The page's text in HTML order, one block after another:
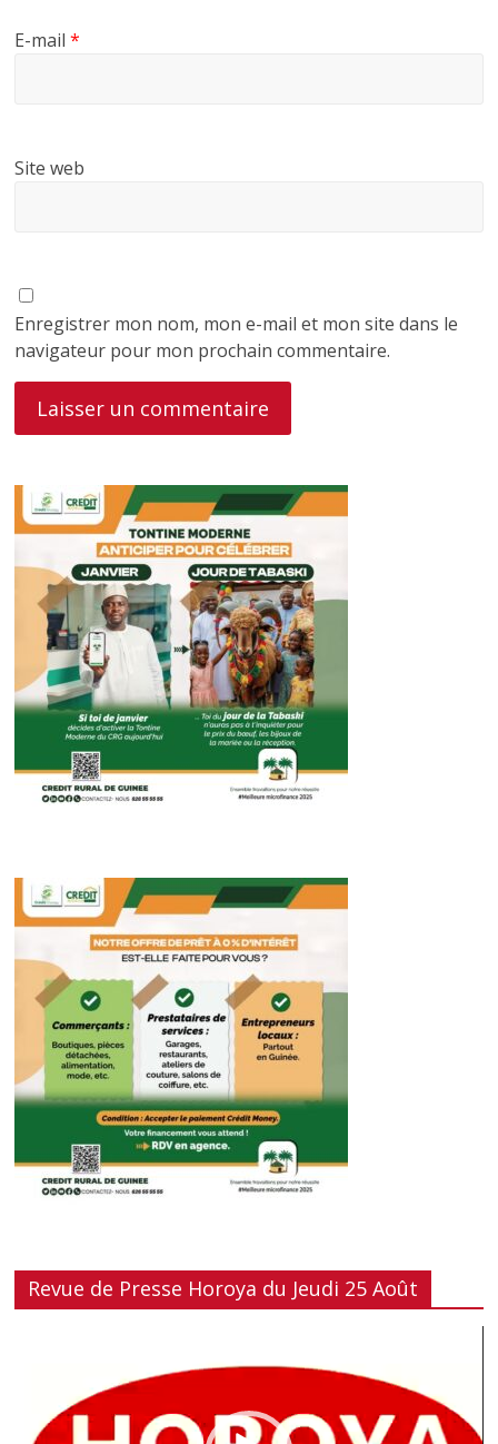
E-mail*
Site web
Enregistrer mon nom, mon e-mail et mon site dans le
navigateur pour mon prochain commentaire.
Revue de Presse Horoya du Jeudi 25 Août